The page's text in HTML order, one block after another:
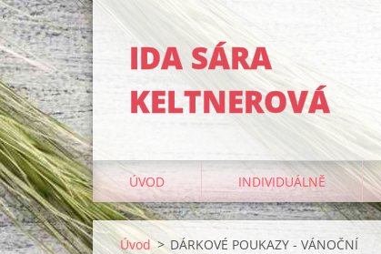
IDA SÁRA
KELTNEROVÁ
ÚVOD INDIVIDUÁLNĚ
Úvod > DÁRKOVÉ POUKAZY - VÁNOČNÍ